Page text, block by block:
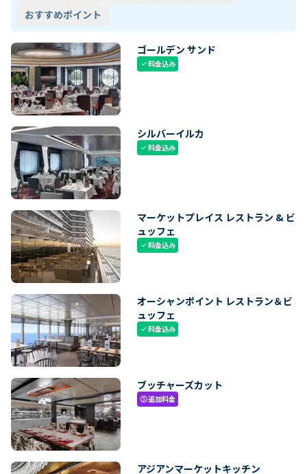
おすすめポイント
ゴールデン サンド
check料金込み
シルバーイルカ
check料金込み
マーケットプレイス レストラン & ビ
ュッフェ
check料金込み
オーシャンポイント レストラン＆ビ
ュッフェ
check料金込み
ブッチャーズカット
paid追加料金
アジアンマーケットキッチン